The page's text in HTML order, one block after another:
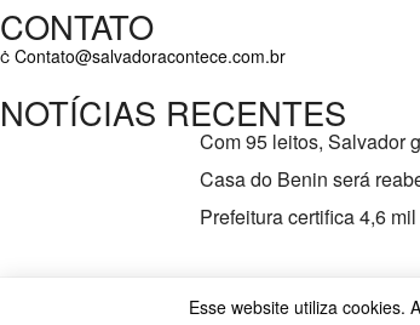
CONTATO
Contato@salvadoracontece.com.br
NOTÍCIAS RECENTES
Com 95 leitos, Salvador
Casa do Benin será
Prefeitura certifica 4,6
Esse website utiliza cookies.